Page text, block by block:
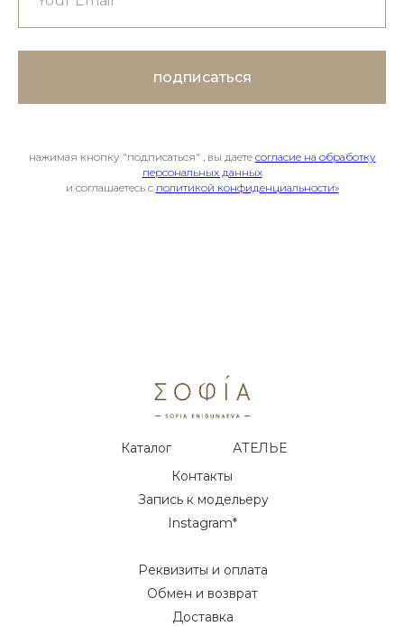
подписаться
нажимая кнопку "подписаться" , вы даете согласие на обработку
персональных данных
и соглашаетесь c политикой конфиденциальности»
Обмен и возврат
Реквизиты и оплата
Доставка
АТЕЛЬЕ
Контакты
Запись к модельеру
Каталог
Instagram*